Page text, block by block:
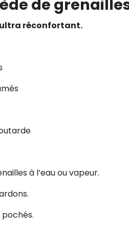
de
réconfortant.
à l’eau ou vapeur.